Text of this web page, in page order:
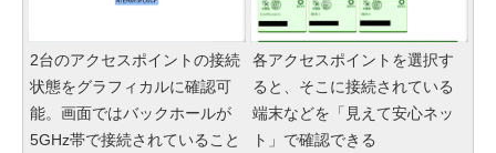
2台のアクセスポイントの接続
状態をグラフィカルに確認可
能。画面ではバックホールが
5GHz帯で接続されていること
各アクセスポイントを選択す
ると、そこに接続されている
端末などを「見えて安心ネッ
ト」で確認できる